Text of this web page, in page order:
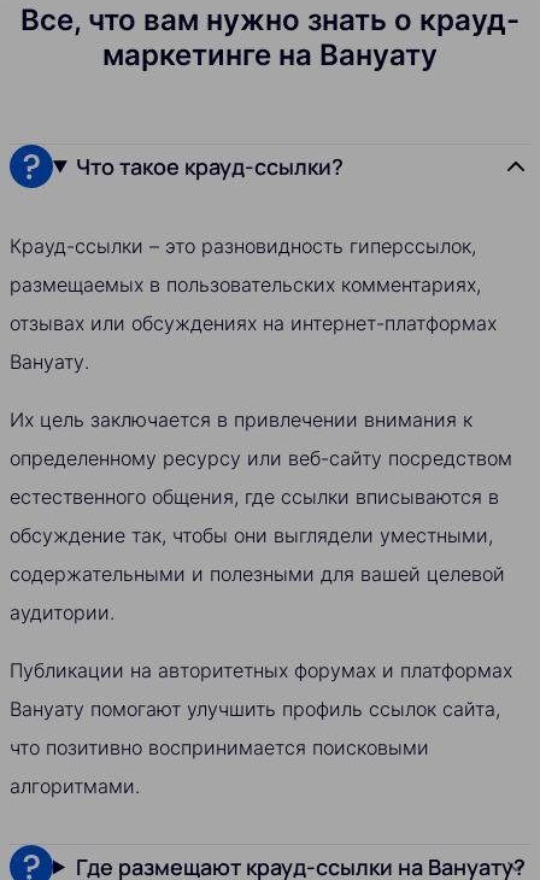
Все, что вам нужно знать о крауд-
маркетинге на Вануату
Что такое крауд-ссылки?
Крауд-ссылки – это разновидность гиперссылок,
размещаемых в пользовательских комментариях,
отзывах или обсуждениях на интернет-платформах
Вануату.
Их цель заключается в привлечении внимания к
определенному ресурсу или веб-сайту посредством
естественного общения, где ссылки вписываются в
обсуждение так, чтобы они выглядели уместными,
содержательными и полезными для вашей целевой
аудитории.
Публикации на авторитетных форумах и платформах
Вануату помогают улучшить профиль ссылок сайта,
что позитивно воспринимается поисковыми
алгоритмами.
Где размещают крауд-ссылки на Вануату?